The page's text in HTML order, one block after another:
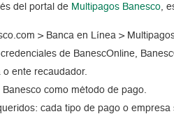
del portal de Multipagos Banesco ,
> Banca en Línea >
de BanescOnline,
o ente recaudador.
como método de pago.
cada tipo de pago o